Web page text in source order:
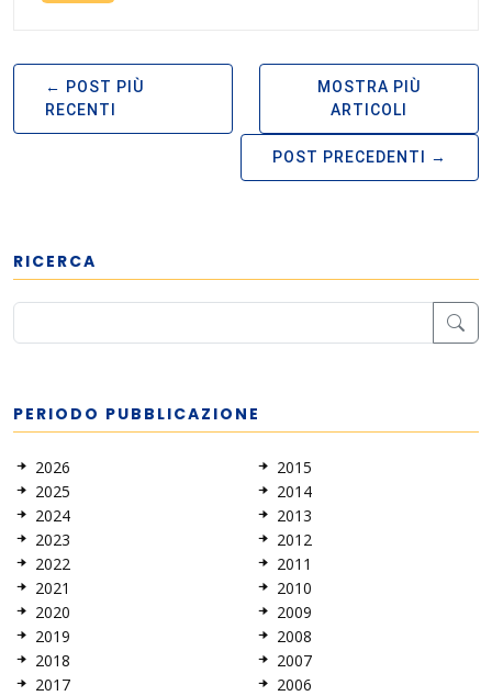
POST PIÙ
RECENTI
MOSTRA PIÙ
ARTICOLI
POST PRECEDENTI
RICERCA
PERIODO PUBBLICAZIONE
2026
2025
2024
2023
2022
2021
2020
2019
2018
2017
2015
2014
2013
2012
2011
2010
2009
2008
2007
2006